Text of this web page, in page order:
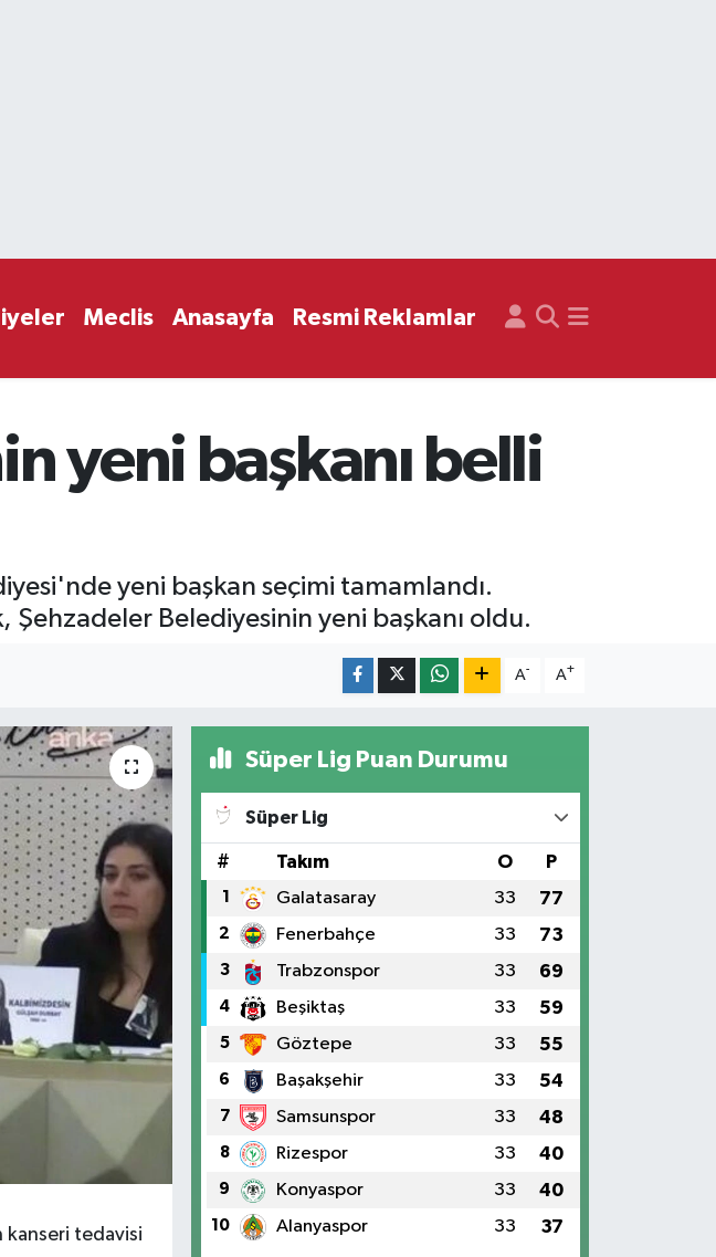
Meclis Anasayfa Resmi Reklamlar
yeni başkanı belli
yeni başkan seçimi tamamlandı.
Şehzadeler Belediyesinin yeni başkanı oldu.
A- A+
kanseri tedavisi
Süper Lig Puan Durumu
Süper Lig
# Takım O P
1 Galatasaray 33 77
2 Fenerbahçe 33 73
3 Trabzonspor 33 69
4 Beşiktaş 33 59
5 Göztepe 33 55
6 Başakşehir 33 54
7 Samsunspor 33 48
8 Rizespor 33 40
9 Konyaspor 33 40
10 Alanyaspor 33 37